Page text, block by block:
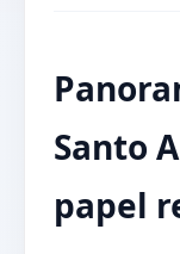
Santo
papel